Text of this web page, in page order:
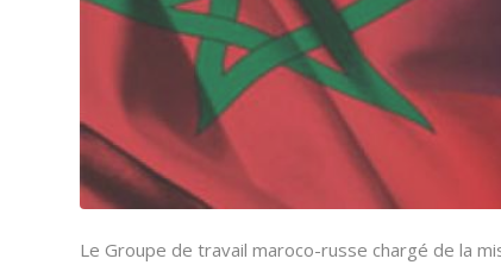
Le Groupe de travail maroco-russe chargé de la